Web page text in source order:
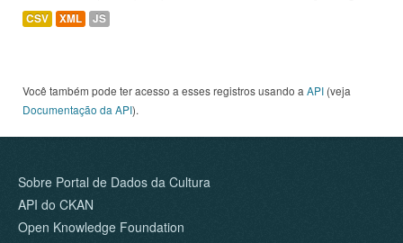
CSV XML JS
Você também pode ter acesso a esses registros usando a API (veja
Documentação da API).
Sobre Portal de Dados da Cultura
API do CKAN
Open Knowledge Foundation